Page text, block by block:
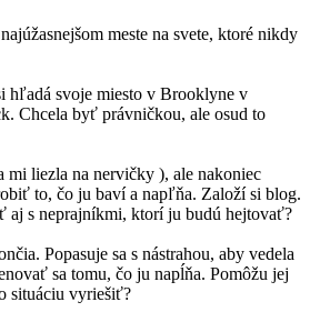
meste na svete, ktoré nikdy
hľadá svoje miesto v Brooklyne v
Chcela byť právničkou, ale osud to
mi liezla na nervičky ), ale nakoniec
to, čo ju baví a napľňa. Založí si blog.
aj s neprajníkmi, ktorí ju budú hejtovať?
Popasuje sa s nástrahou, aby vedela
sa tomu, čo ju napĺňa. Pomôžu jej
situáciu vyriešiť?